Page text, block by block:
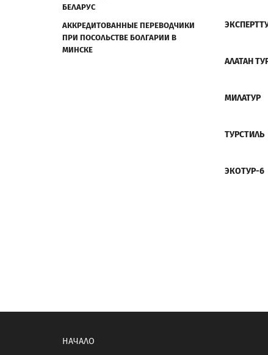
БЕЛАРУС
АККРЕДИТОВАННЫЕ ПЕРЕВОДЧИКИ
ПРИ ПОСОЛЬСТВЕ БОЛГАРИИ В
МИНСКЕ
НАЧАЛО